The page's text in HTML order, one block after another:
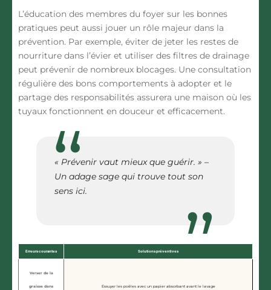
L’éducation des membres du foyer sur les bonnes
pratiques peut aussi jouer un rôle majeur dans la
prévention. Par exemple, éviter de jeter les restes de
nourriture dans l’évier et utiliser des filtres de drainage
peut prévenir de nombreux blocages. Une consultation
régulière des bons comportements à adopter et le
partage des responsabilités assurera une maison où les
tuyaux fonctionnent en douceur et efficacement.
« Prévenir vaut mieux que guérir. » –
Un adage sage qui trouve tout son
sens ici.
Erreurs courantes Solutions préventives
Verser de la
graisse dans Essuyer les poêles avec un papier absorbant avant le lavage